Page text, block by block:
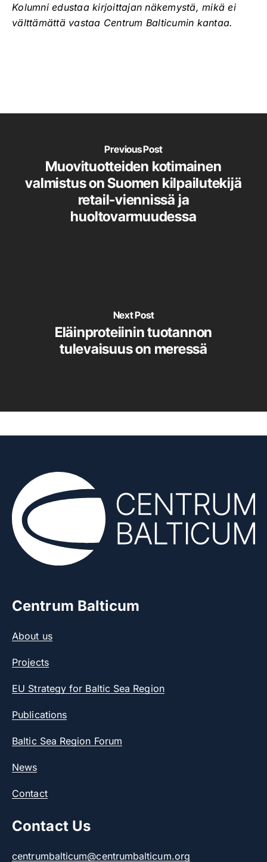
Kolumni edustaa kirjoittajan näkemystä, mikä ei
välttämättä vastaa Centrum Balticumin kantaa.
Previous Post
Muovituotteiden kotimainen
valmistus on Suomen kilpailutekijä
retail-viennissä ja
huoltovarmuudessa
Next Post
Eläinproteiinin tuotannon
tulevaisuus on meressä
Centrum Balticum
About us
Projects
EU Strategy for Baltic Sea Region
Publications
Baltic Sea Region Forum
News
Contact
Contact Us
centrumbalticum@centrumbalticum.org